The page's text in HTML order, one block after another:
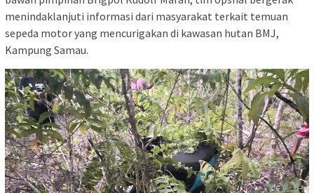
menindaklanjuti informasi dari masyarakat terkait temuan
sepeda motor yang mencurigakan di kawasan hutan BMJ,
Kampung Samau.